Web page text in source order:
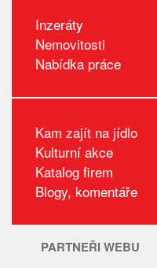
Inzeráty
Nemovitosti
Nabídka práce
Kam zajít na jídlo
Kulturní akce
Katalog firem
Blogy, komentáře
PARTNEŘI WEBU